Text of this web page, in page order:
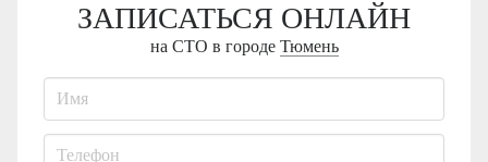
ЗАПИСАТЬСЯ ОНЛАЙН
на СТО в городе Тюмень